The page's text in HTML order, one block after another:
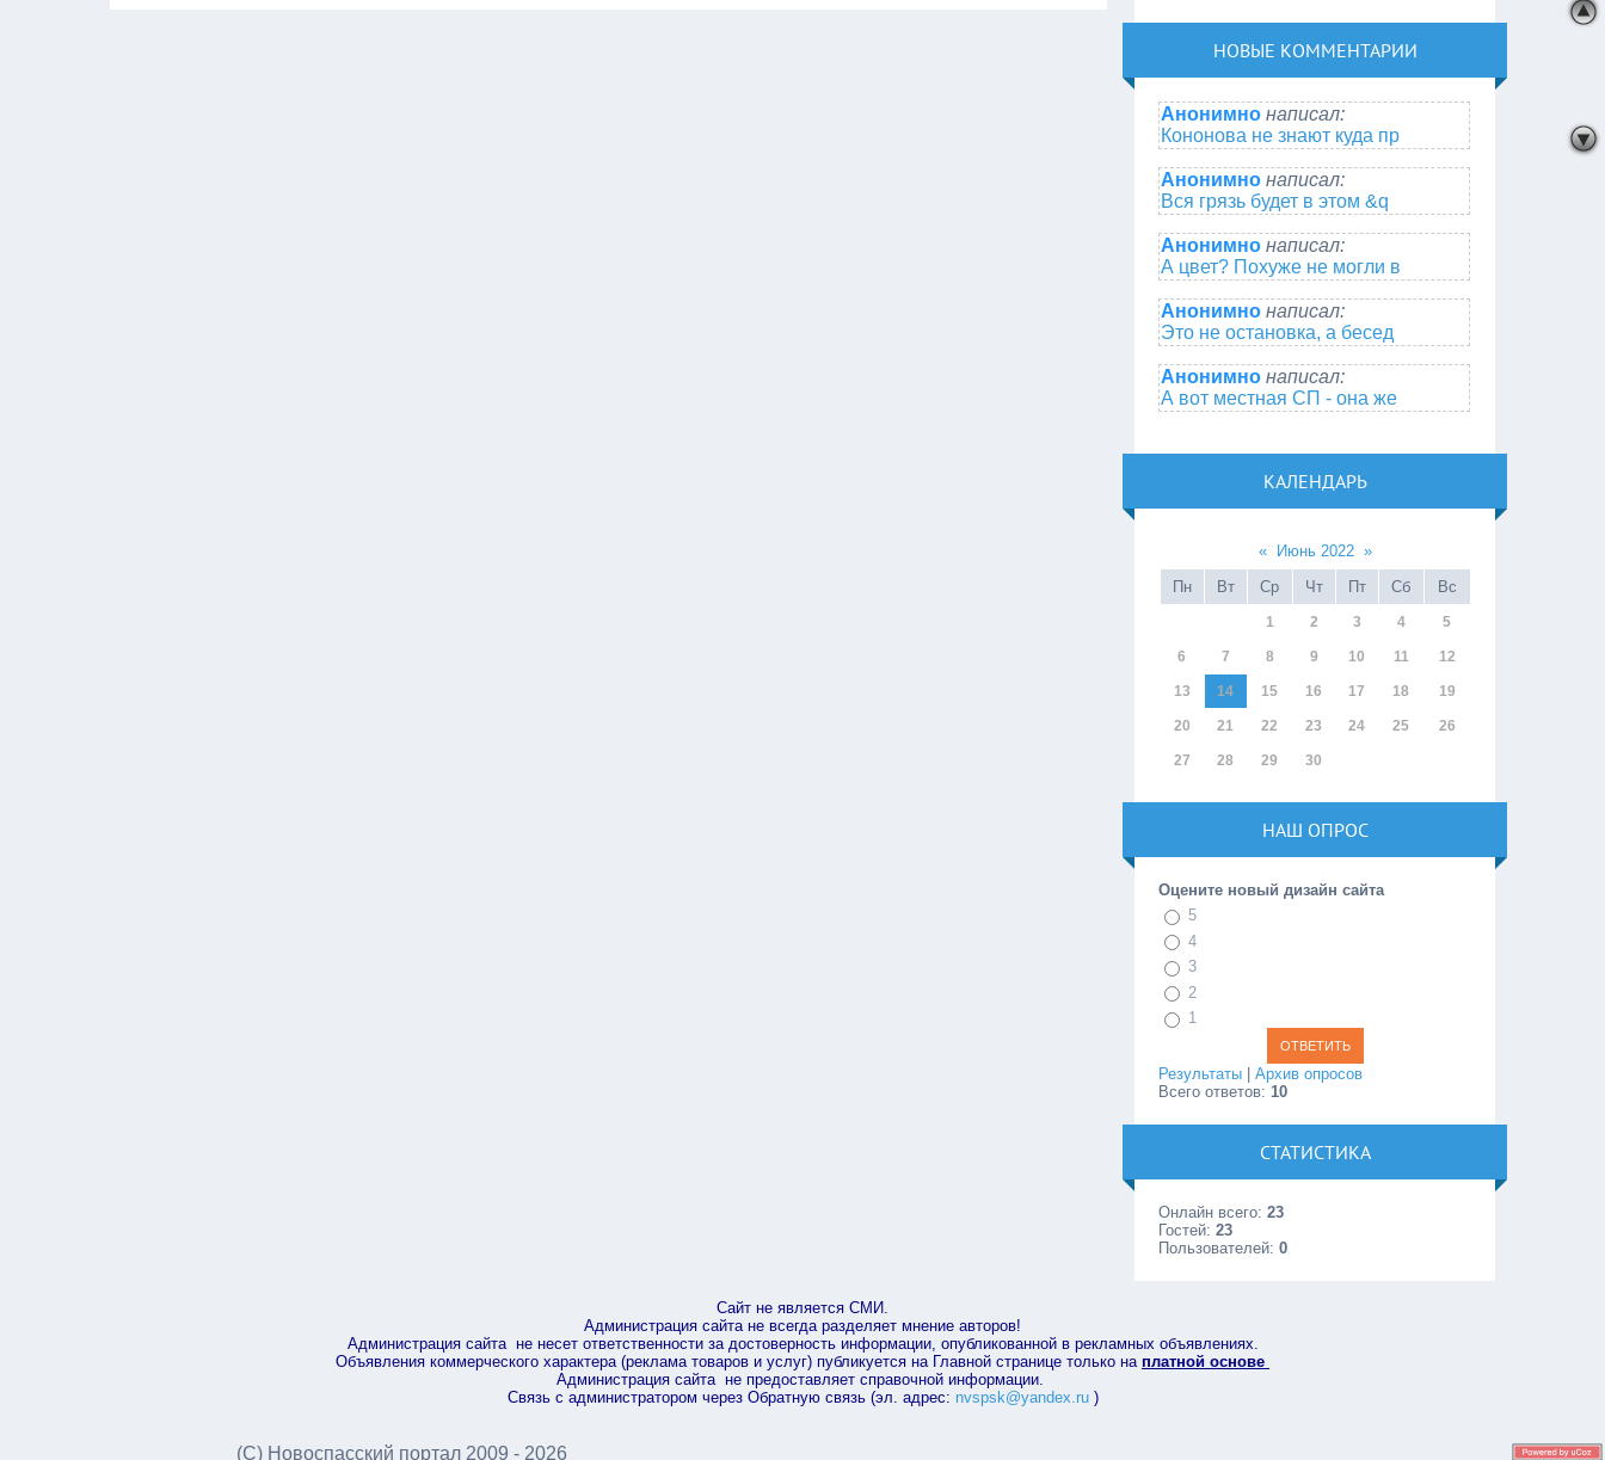
НОВЫЕ КОММЕНТАРИИ
Анонимно написал:
Кононова не знают куда пр
Анонимно написал:
Вся грязь будет в этом &q
Анонимно написал:
А цвет? Похуже не могли в
Анонимно написал:
Это не остановка, а бесед
Анонимно написал:
А вот местная СП - она же
КАЛЕНДАРЬ
« Июнь 2022 »
Пн
Вт Ср Чт Пт Сб Вс
1 2 3 4 5
6 7 8 9 10 11 12
13 14 15 16 17 18 19
20 21 22 23 24 25 26
27 28 29 30
НАШ ОПРОС
Оцените новый дизайн сайта
5
4
3
2
1
Результаты |Архив опросов
Всего ответов: 10
СТАТИСТИКА
Онлайн всего:23
Гостей:23
Пользователей:0
Сайт не является СМИ.
Администрация сайта не всегда разделяет мнение авторов!
Администрация сайта не несет ответственности за достоверность информации, опубликованной в рекламных объявлениях.
Объявления коммерческого характера (реклама товаров и услуг) публикуется на Главной странице только на платной основе
Администрация сайта не предоставляет справочной информации.
Связь с администратором через Обратную связь (эл. адрес: nvspsk@yandex.ru)
(С) Новоспасский портал 2009 - 2026